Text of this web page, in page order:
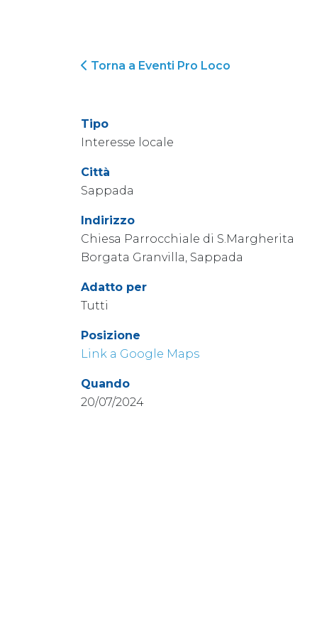
Torna a Eventi Pro Loco
Tipo
Interesse locale
Città
Sappada
Indirizzo
Chiesa Parrocchiale di S.Margherita
Borgata Granvilla, Sappada
Adatto per
Tutti
Posizione
Link a Google Maps
Quando
20/07/2024